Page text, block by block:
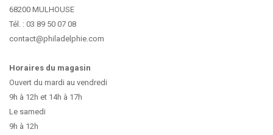
68200 MULHOUSE
Tél. : 03 89 50 07 08
contact@philadelphie.com
Horaires du magasin
Ouvert du mardi au vendredi
9h à 12h et 14h à 17h
Le samedi
9h à 12h